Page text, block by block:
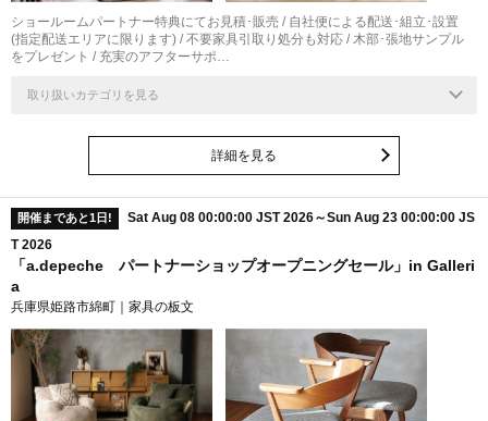
ショールームパートナー特典にてお見積･販売 / 自社便による配送･組立･設置
(指定配送エリアに限ります) / 不要家具引取り処分も対応 / 木部･張地サンプル
をプレゼント / 充実のアフターサポ…
取り扱いカテゴリを見る
詳細を見る
開催まであと1日!
Sat Aug 08 00:00:00 JST 2026～Sun Aug 23 00:00:00 JS
T 2026
「a.depeche パートナーショップオープニングセール」in Galleri
a
兵庫県姫路市綿町｜家具の板文